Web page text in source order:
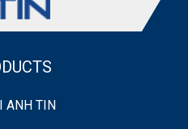
ANH TIN